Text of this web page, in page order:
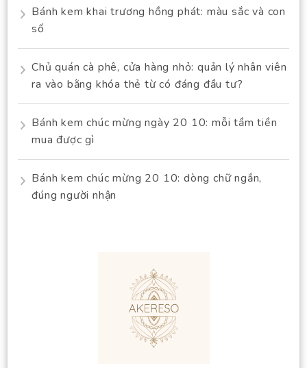
Bánh kem khai trương hồng phát: màu sắc và con
số
Chủ quán cà phê, cửa hàng nhỏ: quản lý nhân viên
ra vào bằng khóa thẻ từ có đáng đầu tư?
Bánh kem chúc mừng ngày 20 10: mỗi tầm tiền
mua được gì
Bánh kem chúc mừng 20 10: dòng chữ ngắn,
đúng người nhận